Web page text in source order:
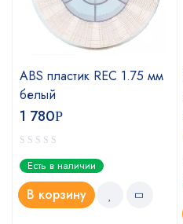
ABS пластик REC 1.75 мм
белый
1 780Р
Есть в наличии
В корзину